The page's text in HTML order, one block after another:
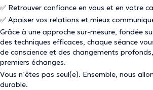
✅ Retrouver confiance en vous et en votre
✅ Apaiser vos relations et mieux
Grâce à une approche sur-mesure, fondée
des techniques efficaces, chaque séance
de conscience et des changements
premiers échanges.
Vous n’êtes pas seul(e). Ensemble, nous
durable.